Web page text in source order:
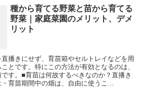
種から育てる野菜と苗から育てる
野菜｜家庭菜園のメリット、デメ
リット
直播きにせず、育苗箱やセルトレイなどを用
とです。特にこの方法が有効となるのは、
す。■育苗は何故するべきなのか？直播き
育苗期間中の畑は、自由に使うこ...